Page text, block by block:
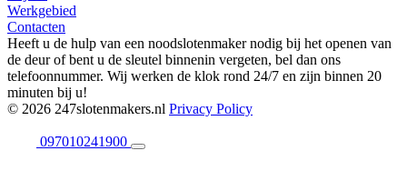
Werkgebied
Contacten
Heeft u de hulp van een noodslotenmaker nodig bij het openen van
de deur of bent u de sleutel binnenin vergeten, bel dan ons
telefoonnummer. Wij werken de klok rond 24/7 en zijn binnen 20
minuten bij u!
© 2026 247slotenmakers.nl Privacy Policy
097010241900